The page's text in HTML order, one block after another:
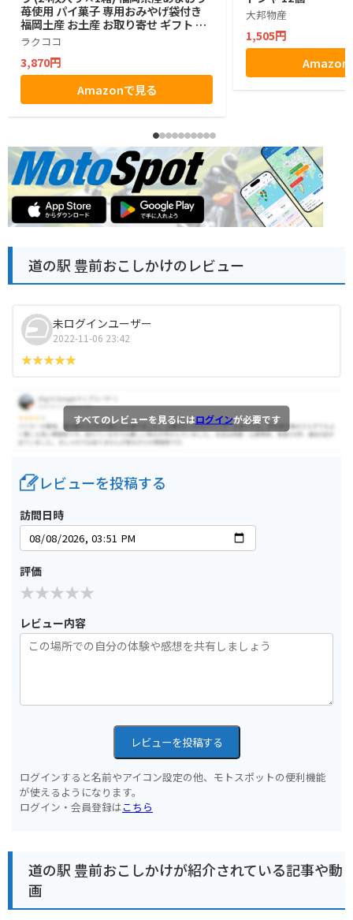
苺使用 パイ菓子 専用おみやげ袋付き
福岡土産 お土産 お取り寄せ ギフト 贈
答用 お菓子 帰省土産 プレゼント ご挨
拶 ラクココ厳選
ラクココ
3,870円
Amazonで見る
大邦物産
1,505円
Amazon
道の駅 豊前おこしかけのレビュー
未ログインユーザー
2022-11-06 23:42
すべてのレビューを見るにはログインが必要です
レビューを投稿する
訪問日時
評価
レビュー内容
レビューを投稿する
ログインすると名前やアイコン設定の他、モトスポットの便利機能
が使えるようになります。
ログイン・会員登録はこちら
道の駅 豊前おこしかけが紹介されている記事や動
画